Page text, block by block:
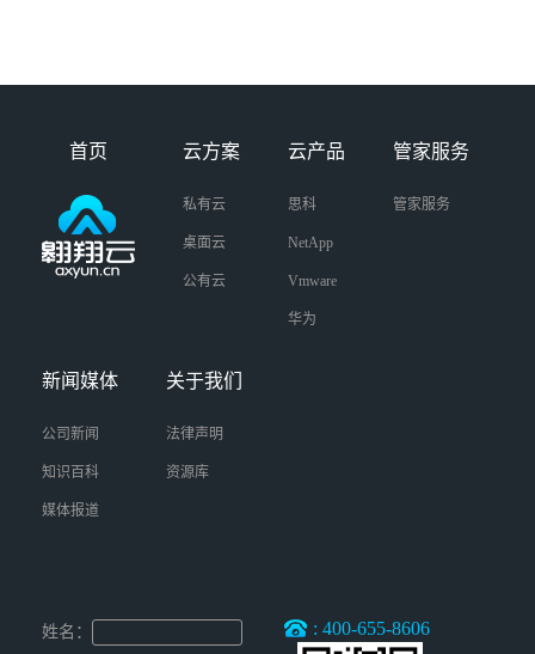
首页 云方案
私有云
桌面云
公有云
云产品
思科
NetApp
Vmware
华为
管家服务
管家服务
新闻媒体
公司新闻
知识百科
媒体报道
关于我们
法律声明
资源库
姓名： : 400-655-8606